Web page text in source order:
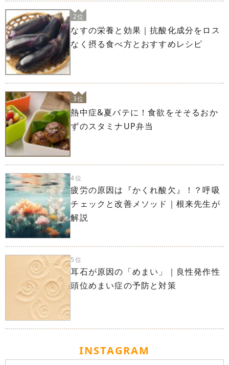
2位
なすの栄養と効果｜抗酸化成分をロス
なく摂る食べ方とおすすめレシピ
3位
熱中症&夏バテに！食欲をそそるおか
ずのスタミナUP弁当
4位
疲労の原因は『かくれ酸欠』！？呼吸
チェックと改善メソッド｜根来先生が
解説
5位
耳石が原因の「めまい」｜良性発作性
頭位めまい症の予防と対策
INSTAGRAM